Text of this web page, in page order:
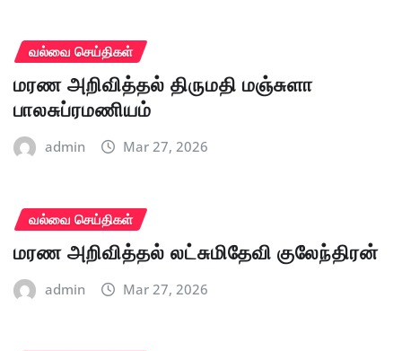
வல்வை செய்திகள்
மரண அறிவித்தல் திருமதி மஞ்சுளா
பாலசுப்ரமணியம்
admin Mar 27, 2026
வல்வை செய்திகள்
மரண அறிவித்தல் லட்சுமிதேவி குலேந்திரன்
admin Mar 27, 2026